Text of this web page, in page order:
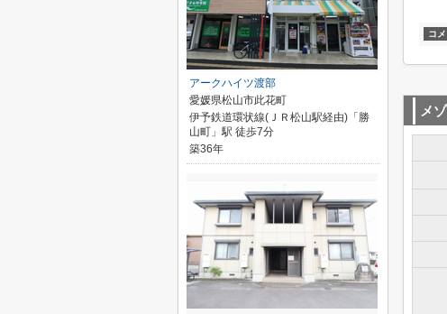
コ
メ
アークハイツ渡部
愛媛県松山市此花町
伊予鉄道環状線(ＪＲ松山駅経由)「勝
山町」駅 徒歩7分
築36年